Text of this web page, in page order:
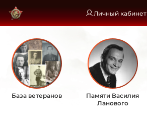
Личный кабинет
База ветеранов
Памяти Василия
Ланового